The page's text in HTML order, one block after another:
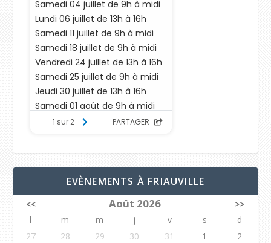
EVÈNEMENTS À FRIAUVILLE
<< Août 2026
>>
l
m m j v s
d
27
28 29 30 31 1
2